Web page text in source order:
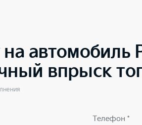
автомобиль
впрыск
Телефон *